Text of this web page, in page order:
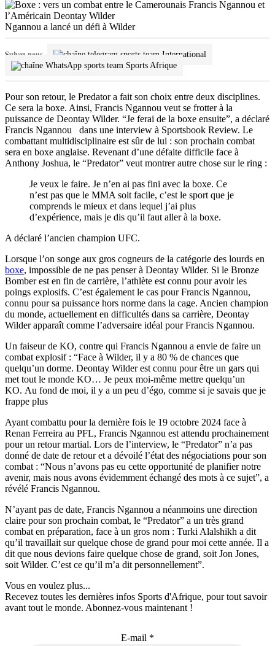
Ngannou a lancé un défi à Wilder
Suivez-nous
International
Sports Afrique
Pour son retour, le Predator a fait son choix entre deux disciplines.
Ce sera la boxe. Ainsi, Francis Ngannou veut se frotter à la
puissance de Deontay Wilder. “Je ferai de la boxe ensuite”, a déclaré
Francis Ngannou dans une interview à Sportsbook Review. Le
combattant multidisciplinaire est sûr de lui : son prochain combat
sera en boxe anglaise. Revenant d’une défaite difficile face à
Anthony Joshua, le “Predator” veut montrer autre chose sur le ring :
Je veux le faire. Je n’en ai pas fini avec la boxe. Ce
n’est pas que le MMA soit facile, c’est le sport que je
comprends le mieux et dans lequel j’ai plus
d’expérience, mais je dis qu’il faut aller à la boxe.
A déclaré l’ancien champion UFC.
Lorsque l’on songe aux gros cogneurs de la catégorie des lourds en
boxe, impossible de ne pas penser à Deontay Wilder. Si le Bronze
Bomber est en fin de carrière, l’athlète est connu pour avoir les
poings explosifs. C’est également le cas pour Francis Ngannou,
connu pour sa puissance hors norme dans la cage. Ancien champion
du monde, actuellement en difficultés dans sa carrière, Deontay
Wilder apparaît comme l’adversaire idéal pour Francis Ngannou.
Un faiseur de KO, contre qui Francis Ngannou a envie de faire un
combat explosif : “Face à Wilder, il y a 80 % de chances que
quelqu’un dorme. Deontay Wilder est connu pour être un gars qui
met tout le monde KO… Je peux moi-même mettre quelqu’un
KO. Au fond de moi, il y a un peu d’égo, comme si je savais que je
frappe plus
Ayant combattu pour la dernière fois le 19 octobre 2024 face à
Renan Ferreira au PFL, Francis Ngannou est attendu prochainement
pour un retour martial. Lors de l’interview, le “Predator” n’a pas
donné de date de retour et a dévoilé l’état des négociations pour son
combat : “Nous n’avons pas eu cette opportunité de planifier notre
avenir, mais nous avons évidemment échangé des mots à ce sujet”, a
révélé Francis Ngannou.
N’ayant pas de date, Francis Ngannou a néanmoins une direction
claire pour son prochain combat, le “Predator” a un très grand
combat en préparation, face à un gros nom : Turki Alalshikh a dit
qu’il travaillait sur quelque chose de grand pour moi cette année. Il a
dit que nous devions faire quelque chose de grand, soit Jon Jones,
soit Wilder. C’est ce qu’il m’a dit personnellement”.
Vous en voulez plus...
Recevez toutes les dernières infos Sports d'Afrique, pour tout savoir
avant tout le monde. Abonnez-vous maintenant !
E-mail *